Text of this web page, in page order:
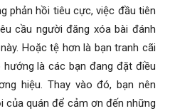
phản hồi tiêu cực, việc đầu tiên
cầu người đăng xóa bài đánh
Hoặc tệ hơn là bạn tranh cãi
là các bạn đang đặt điều
hiệu. Thay vào đó, bạn nên
của quán để cảm ơn đến những